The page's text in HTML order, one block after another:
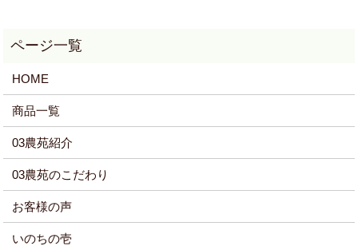
HOME
商品一覧
03農苑紹介
03農苑のこだわり
お客様の声
いのちの壱